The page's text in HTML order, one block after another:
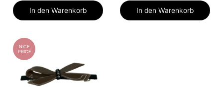
In den Warenkorb In den Warenkorb
NICE
PRICE